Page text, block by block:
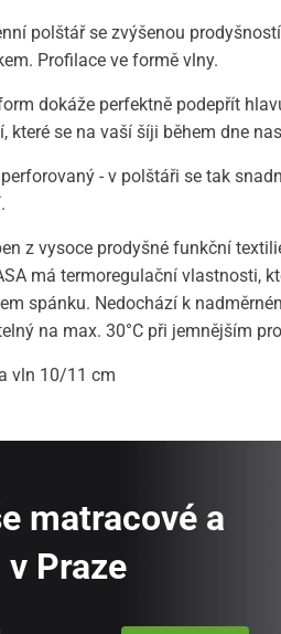
polštář se zvýšenou
Profilace ve formě vlny.
dokáže perfektně podepřít
které se na vaší šíji během dne
- v polštáři se tak
z vysoce prodyšné funkční
má termoregulační vlastnosti,
spánku. Nedochází k
na max. 30°C při jemnějším
vln 10/11 cm
matracové a
Praze